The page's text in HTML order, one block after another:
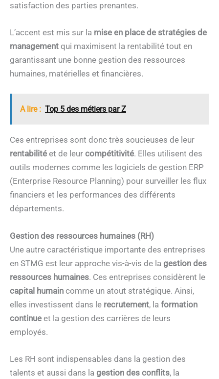
satisfaction des parties prenantes.
L’accent est mis sur la mise en place de stratégies de
management qui maximisent la rentabilité tout en
garantissant une bonne gestion des ressources
humaines, matérielles et financières.
A lire : Top 5 des métiers par Z
Ces entreprises sont donc très soucieuses de leur
rentabilité et de leur compétitivité. Elles utilisent des
outils modernes comme les logiciels de gestion ERP
(Enterprise Resource Planning) pour surveiller les flux
financiers et les performances des différents
départements.
Gestion des ressources humaines (RH)
Une autre caractéristique importante des entreprises
en STMG est leur approche vis-à-vis de la gestion des
ressources humaines. Ces entreprises considèrent le
capital humain comme un atout stratégique. Ainsi,
elles investissent dans le recrutement, la formation
continue et la gestion des carrières de leurs
employés.
Les RH sont indispensables dans la gestion des
talents et aussi dans la gestion des conflits, la